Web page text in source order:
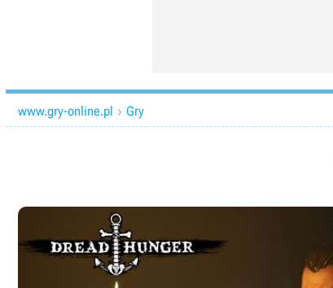
www.gry-online.pl  Gry